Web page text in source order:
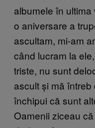
albumele în
o aniversare a
ascultam, mi-am
când lucram la
triste, nu sunt
ascultși mă întreb
închipui că sunt
Oamenii ziceau